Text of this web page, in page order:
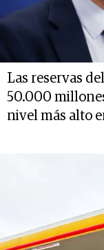
Las reservas
50.000
nivel más alto